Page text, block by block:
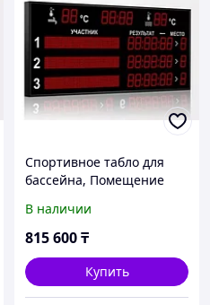
Спортивное табло для
бассейна, Помещение
В наличии
815 600₸
Купить